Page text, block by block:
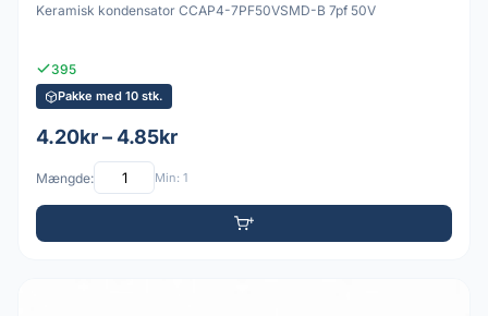
Keramisk kondensator CCAP4-7PF50VSMD-B 7pf 50V
395
Pakke med 10 stk.
4.20kr – 4.85kr
Mængde: Min: 1